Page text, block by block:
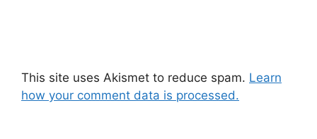
This site uses Akismet to reduce spam. Learn
how your comment data is processed.